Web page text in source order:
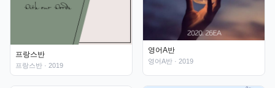
프랑스반
프랑스반 · 2019
영어A반
영어A반 · 2019